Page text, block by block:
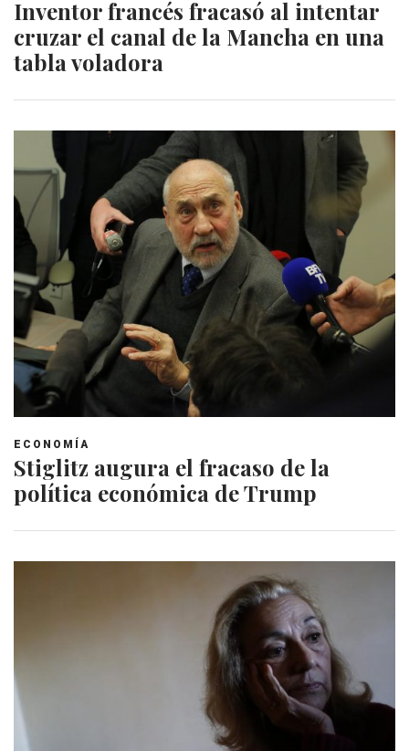
Inventor francés fracasó al intentar
cruzar el canal de la Mancha en una
tabla voladora
ECONOMÍA
Stiglitz augura el fracaso de la
política económica de Trump